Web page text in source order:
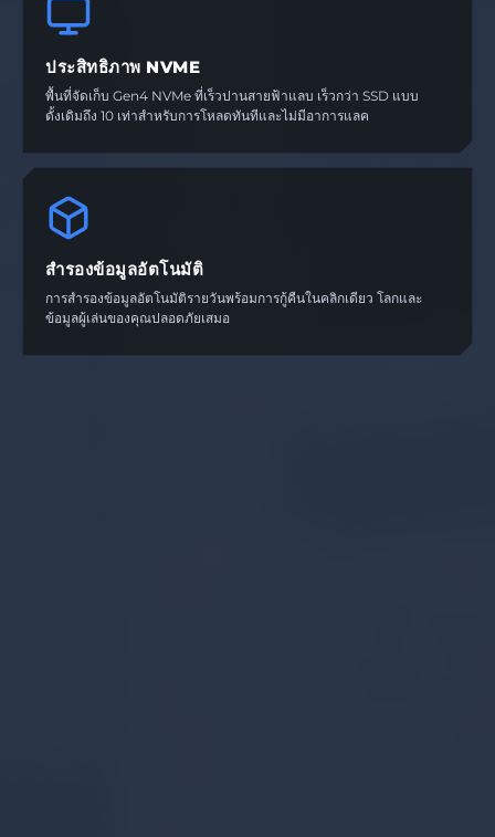
ประสิทธิภาพ NVME
พื้นที่จัดเก็บ Gen4 NVMe ที่เร็วปานสายฟ้าแลบ เร็วกว่า SSD แบบ
ดั้งเดิมถึง 10 เท่าสำหรับการโหลดทันทีและไม่มีอาการแลค
สำรองข้อมูลอัตโนมัติ
การสำรองข้อมูลอัตโนมัติรายวันพร้อมการกู้คืนในคลิกเดียว โลกและ
ข้อมูลผู้เล่นของคุณปลอดภัยเสมอ